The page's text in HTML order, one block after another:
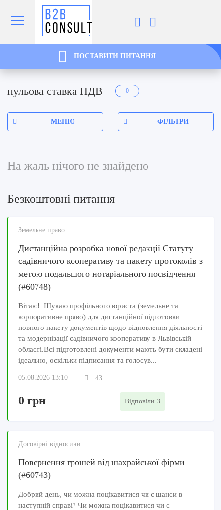
ПОСТАВИТИ ПИТАННЯ
нульова ставка ПДВ 0
МЕНЮ ФІЛЬТРИ
На жаль нічого не знайдено
Безкоштовні питання
Земельне право
Дистанційна розробка нової редакції Статуту
садівничого кооперативу та пакету протоколів з
метою подальшого нотаріального посвідчення
(#60748)
Вітаю! Шукаю профільного юриста (земельне та
корпоративне право) для дистанційної підготовки
повного пакету документів щодо відновлення діяльності
та модернізації садівничого кооперативу в Львівській
області.Всі підготовлені документи мають бути складені
ідеально, оскільки підписання та голосув...
05.08.2026 13:10 43
0 грн Відповіли 3
Договірні відносини
Повернення грошей від шахрайської фірми
(#60743)
Добрий день, чи можна поцікавитися чи є шанси в
наступній справі? Чи можна поцікавитися чи є